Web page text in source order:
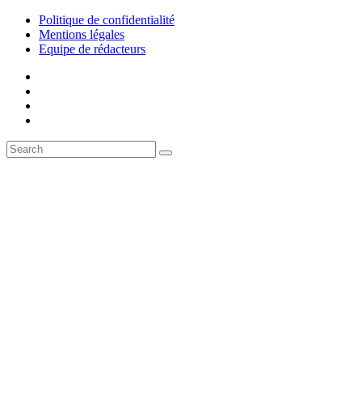
Politique de confidentialité
Mentions légales
Equipe de rédacteurs